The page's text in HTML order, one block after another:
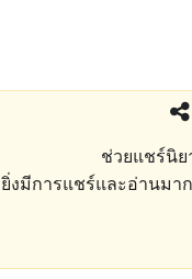
ช่วยแชร์นิย
ยิ่งมีการแชร์และอ่านมา